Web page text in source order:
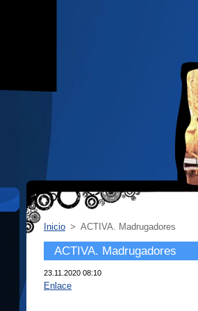
Inicio > ACTIVA. Madrugadores
ACTIVA. Madrugadores
23.11.2020 08:10
Enlace